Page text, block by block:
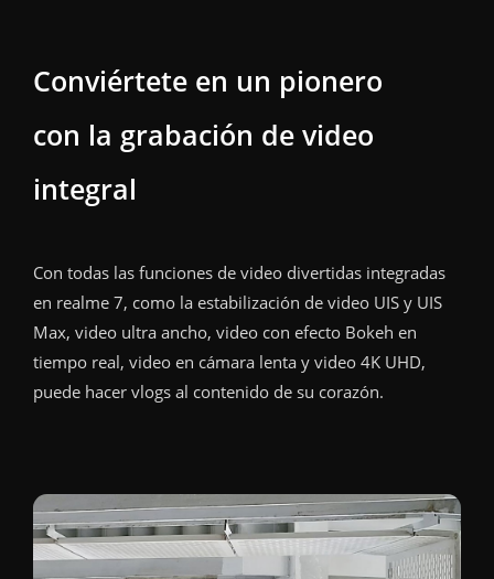
Conviértete en un pionero
con la grabación de video
integral
Con todas las funciones de video divertidas integradas
en realme 7, como la estabilización de video UIS y UIS
Max, video ultra ancho, video con efecto Bokeh en
tiempo real, video en cámara lenta y video 4K UHD,
puede hacer vlogs al contenido de su corazón.